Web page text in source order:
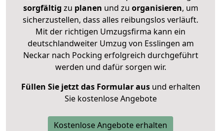
sorgfältig zu planen und zu organisieren, um
sicherzustellen, dass alles reibungslos verläuft.
Mit der richtigen Umzugsfirma kann ein
deutschlandweiter Umzug von Esslingen am
Neckar nach Pocking erfolgreich durchgeführt
werden und dafür sorgen wir.
Füllen Sie jetzt das Formular ausund erhalten
Sie kostenlose Angebote
Kostenlose Angebote erhalten